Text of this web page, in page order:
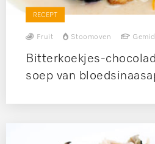
RECEPT
Fruit Stoomoven
Bitterkoekjes-
soep van